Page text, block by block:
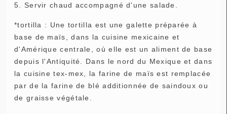
5. Servir chaud accompagné d'une salade.
*tortilla : Une tortilla est une galette préparée à
base de maïs, dans la cuisine mexicaine et
d'Amérique centrale, où elle est un aliment de base
depuis l'Antiquité. Dans le nord du Mexique et dans
la cuisine tex-mex, la farine de maïs est remplacée
par de la farine de blé additionnée de saindoux ou
de graisse végétale.